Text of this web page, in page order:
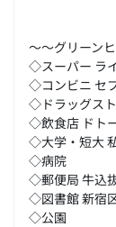
～～グリーン
◇スーパー ラ
◇コンビニ セ
◇ドラッグス
◇飲食店 ドト
◇大学・短大
◇病院 東京
◇郵便局 牛込
◇図書館 新宿
◇公園 新宿